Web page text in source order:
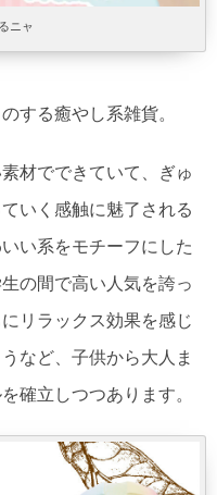
ニャ
する癒やし系雑貨。
材でできていて、ぎゅ
いく感触に魅了される
い系をモチーフにした
の間で高い人気を誇っ
リラックス効果を感じ
など、子供から大人ま
確立しつつあります。